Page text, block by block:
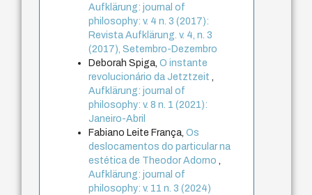
Aufklärung: journal of
philosophy: v. 4 n. 3 (2017):
Revista Aufklärung. v. 4, n. 3
(2017), Setembro-Dezembro
Deborah Spiga,O instante
revolucionário da Jetztzeit,
Aufklärung: journal of
philosophy: v. 8 n. 1 (2021):
Janeiro-Abril
Fabiano Leite França,Os
deslocamentos do particular na
estética de Theodor Adorno,
Aufklärung: journal of
philosophy: v. 11 n. 3 (2024)